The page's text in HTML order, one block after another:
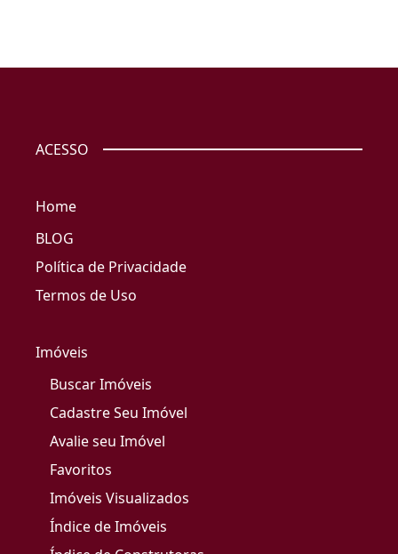
ACESSO
Home
BLOG
Política de Privacidade
Termos de Uso
Imóveis
Buscar Imóveis
Cadastre Seu Imóvel
Avalie seu Imóvel
Favoritos
Imóveis Visualizados
Índice de Imóveis